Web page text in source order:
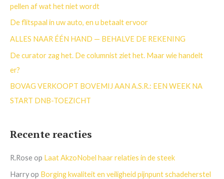
a
a
r
pellen af wat het niet wordt
De flitspaal in uw auto, en u betaalt ervoor
ALLES NAAR ÉÉN HAND — BEHALVE DE REKENING
De curator zag het. De columnist ziet het. Maar wie handelt
er?
BOVAG VERKOOPT BOVEMIJ AAN A.S.R.: EEN WEEK NA
START DNB-TOEZICHT
Recente reacties
R.Roseop Laat AkzoNobel haar relaties in de steek
Harryop Borging kwaliteit en veiligheid pijnpunt schadeherstel